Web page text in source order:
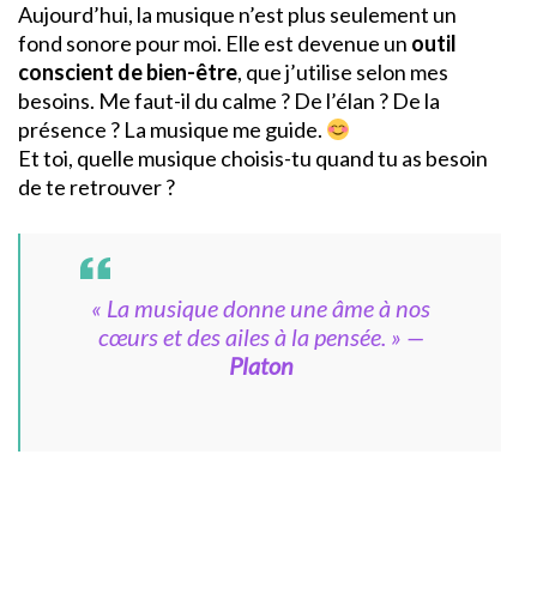
Aujourd’hui, la musique n’est plus seulement un
fond sonore pour moi. Elle est devenue un outil
conscient de bien-être, que j’utilise selon mes
besoins. Me faut-il du calme ? De l’élan ? De la
présence ? La musique me guide.
Et toi, quelle musique choisis-tu quand tu as besoin
de te retrouver ?
« La musique donne une âme à nos
cœurs et des ailes à la pensée. » —
Platon